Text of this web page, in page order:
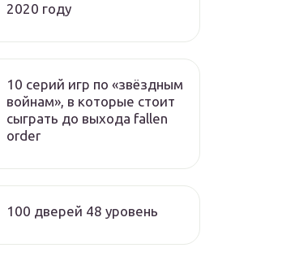
2020 году
10 серий игр по «звёздным
войнам», в которые стоит
сыграть до выхода fallen
order
100 дверей 48 уровень